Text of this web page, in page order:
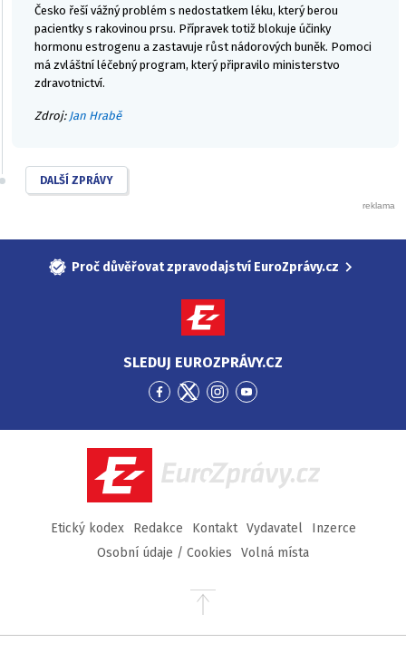
Česko řeší vážný problém s nedostatkem léku, který berou
pacientky s rakovinou prsu. Přípravek totiž blokuje účinky
hormonu estrogenu a zastavuje růst nádorových buněk. Pomoci
má zvláštní léčebný program, který připravilo ministerstvo
zdravotnictví.
Zdroj: Jan Hrabě
DALŠÍ ZPRÁVY
Proč důvěřovat zpravodajství EuroZprávy.cz
SLEDUJ EUROZPRÁVY.CZ
Přejít
Facebook
Přejít
Twitter
Přejít
Instagram
Přejít
YouTube
EuroZprávy.cz
Etický kodex Redakce Kontakt Vydavatel
Inzerce
Osobní údaje / Cookies
Volná místa
Přejít
stránky